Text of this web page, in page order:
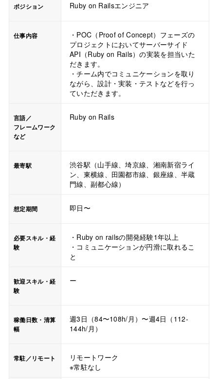
ポジション Ruby on Railsエンジニア
仕事内容
・POC（Proof of Concept）フェーズの
プロジェクトにおいてサーバーサイド
API（Ruby on Rails）の実装を担当いた
だきます。
・チーム内でコミュニケーションを取り
ながら、設計・実装・テストなどを行っ
ていただきます。
言語／
フレームワーク
など
Ruby on Rails
最寄駅
渋谷駅（山手線、埼京線、湘南新宿ライ
ン、東横線、田園都市線、銀座線、半蔵
門線、副都心線）
想定期間 即日〜
必要スキル・経
験
・Ruby on railsの開発経験1年以上
・コミュニケーションが円滑に取れるこ
と
歓迎スキル・経
験
ー
稼働日数・清算
幅
週3日（84〜108h/月）〜週4日（112-
144h/月）
常駐／リモート
リモートワーク
※常駐なし